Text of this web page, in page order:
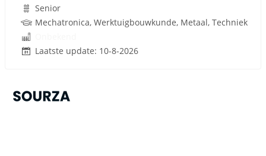
Senior
Mechatronica, Werktuigbouwkunde, Metaal, Techniek
Laatste update: 10-8-2026